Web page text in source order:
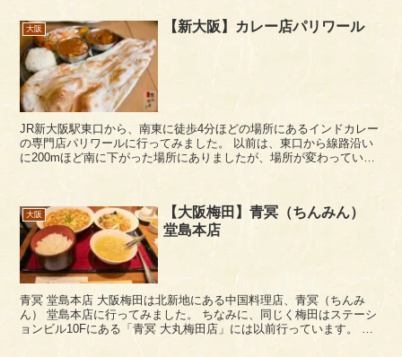
大阪 【新大阪】カレー店パリワール
JR新大阪駅東口から、南東に徒歩4分ほどの場所にあるインドカレー
の専門店パリワールに行ってみました。 以前は、東口から線路沿い
に200mほど南に下がった場所にありましたが、場所が変わっていま
大阪
【大阪梅田】青冥（ちんみん）
堂島本店
青冥 堂島本店 大阪梅田は北新地にある中国料理店、青冥（ちんみ
ん） 堂島本店に行ってみました。 ちなみに、同じく梅田はステーシ
ョンビル10Fにある「青冥 大丸梅田店」には以前行っています。 青